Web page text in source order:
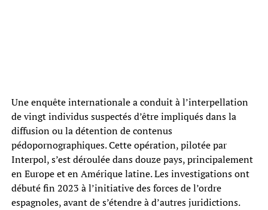
Une enquête internationale a conduit à l’interpellation
de vingt individus suspectés d’être impliqués dans la
diffusion ou la détention de contenus
pédopornographiques. Cette opération, pilotée par
Interpol, s’est déroulée dans douze pays, principalement
en Europe et en Amérique latine. Les investigations ont
débuté fin 2023 à l’initiative des forces de l’ordre
espagnoles, avant de s’étendre à d’autres juridictions.